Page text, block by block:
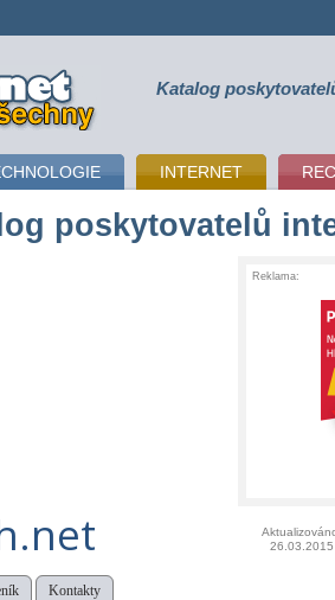
Katalog
INTERNET
poskytovatelů
Reklama:
26.03.2015
Kontakty